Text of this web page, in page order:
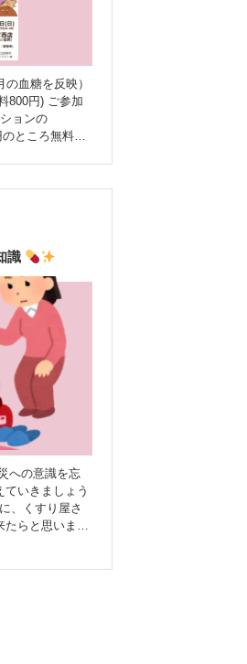
血糖を反映）
800円) ご参加
ョンの
ところ無料で
※完全予
60分無料とな
せんか(^^♪
よりご予約を
AvrLirJ
識
いきましょう
たらと思います